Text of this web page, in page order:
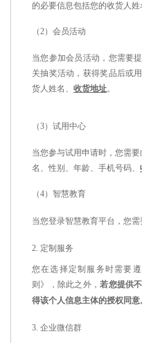
的必要信息包括您的收货人姓
（2）会员活动
当您参加会员活动，您需要
关抽奖活动，获得奖品后或
货人姓名、 收货地址。
（3）试用中心
当您参与试用申请时，您需
名、性别、年龄、手机号码、
（4）智慧教育
当您登录智慧教育平台，您需
2. 定制服务
您在选择定制服务时需要
则》，除此之外，若您提供
得该个人信息主体的授权同意
3. 企业微信群